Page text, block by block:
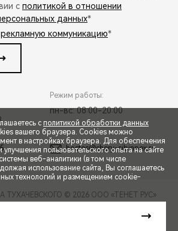
ДРАЙВ
с политикой в отношении
данных*
рекламную коммуникацию*
Режим работы:
пн-вс: 08:00-20:00
hostes@chery-sibinpex.ru
ТУХАЧЕВСКОГО © 2026 ООО «ТЕНЕТ РУС»
с политикой обработки данных
вашего браузера. Cookies можно
в настройках браузера. Для обеспечения
пользовательского опыта на сайте
веб-аналитики (в том числе
использование сайта, Вы соглашаетесь
технологий и размещением cookie-